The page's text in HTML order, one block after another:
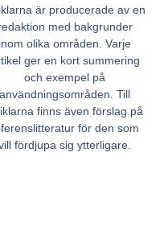
är producerade av en
med bakgrunder
inom olika områden. Varje
ger en kort summering
och exempel på
användningsområden. Till
finns även förslag på
för den som
fördjupa sig ytterligare.